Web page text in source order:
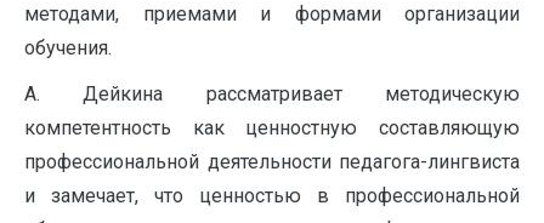
методами, приемами и формами организации
обучения.
А. Дейкина рассматривает методическую
компетентность как ценностную составляющую
профессиональной деятельности педагога-лингвиста
и замечает, что ценностью в профессиональной